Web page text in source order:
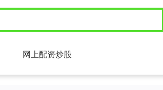
网上配资炒股